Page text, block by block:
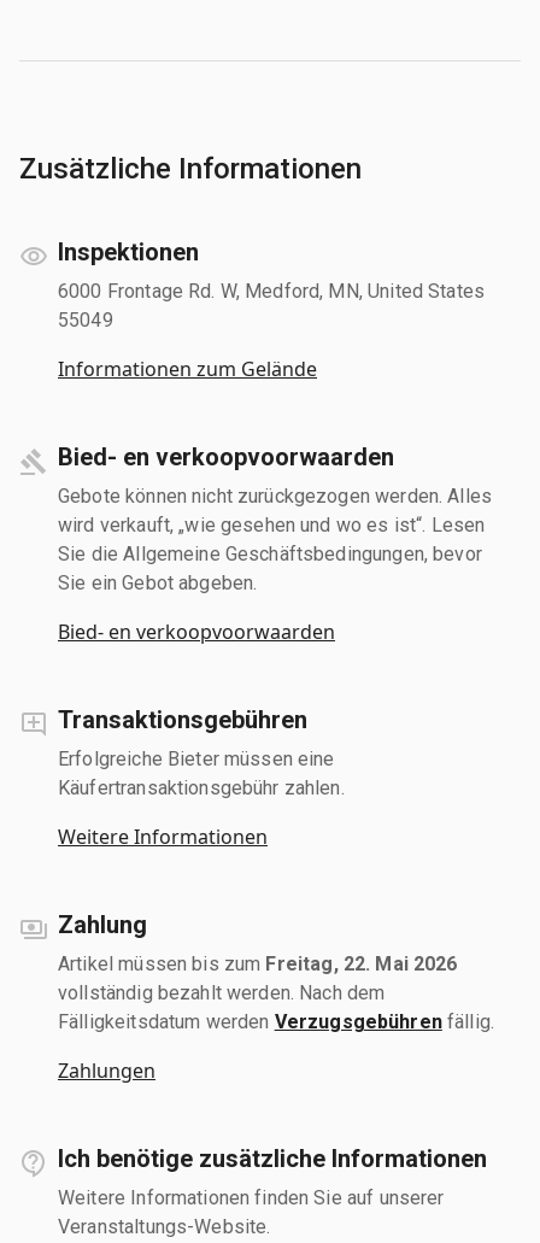
Zusätzliche Informationen
Inspektionen
6000 Frontage Rd. W, Medford, MN, United States
55049
Informationen zum Gelände
Bied- en verkoopvoorwaarden
Gebote können nicht zurückgezogen werden. Alles
wird verkauft, „wie gesehen und wo es ist“. Lesen
Sie die Allgemeine Geschäftsbedingungen, bevor
Sie ein Gebot abgeben.
Bied- en verkoopvoorwaarden
Transaktionsgebühren
Erfolgreiche Bieter müssen eine
Käufertransaktionsgebühr zahlen.
Weitere Informationen
Zahlung
Artikel müssen bis zum Freitag, 22. Mai 2026
vollständig bezahlt werden. Nach dem
Fälligkeitsdatum werden Verzugsgebührenfällig.
Zahlungen
Ich benötige zusätzliche Informationen
Weitere Informationen finden Sie auf unserer
Veranstaltungs-Website.